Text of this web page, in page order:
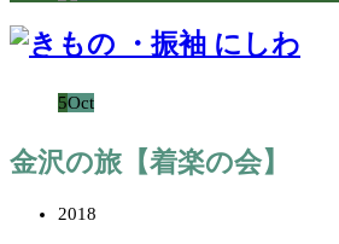
5Oct
金沢の旅【着楽の会】
2018